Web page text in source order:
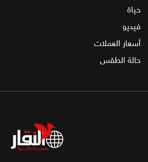
حياة
فيديو
أسعار العملات
حالة الطقس